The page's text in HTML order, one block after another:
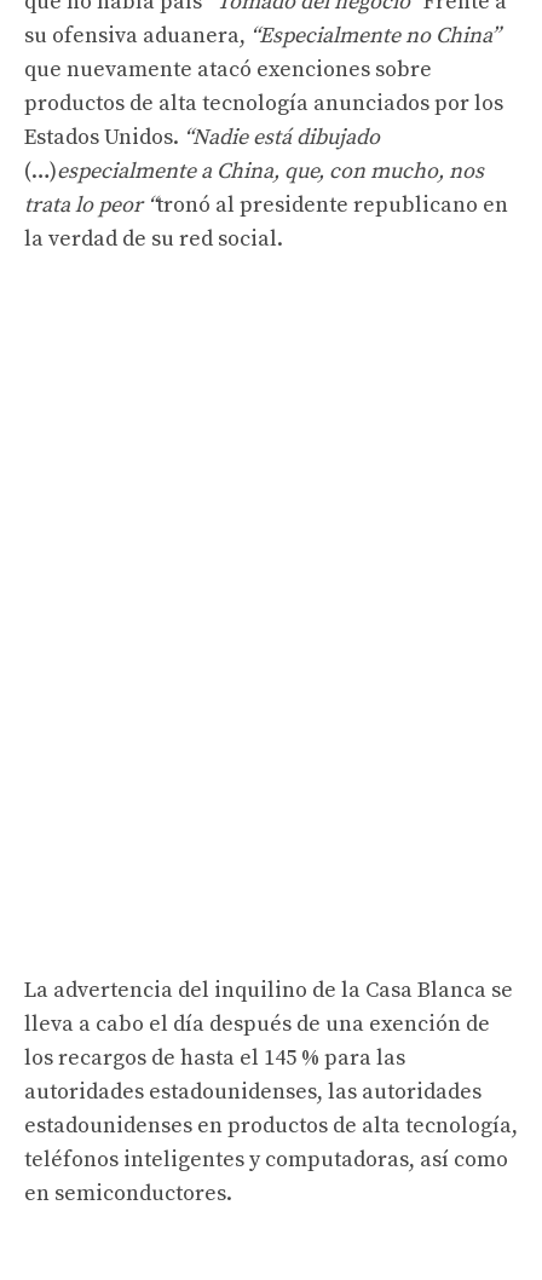
su ofensiva aduanera, “Especialmente no China”
que nuevamente atacó exenciones sobre
productos de alta tecnología anunciados por los
Estados Unidos. “Nadie está dibujado
(…)especialmente a China, que, con mucho, nos
trata lo peor “tronó al presidente republicano en
la verdad de su red social.
La advertencia del inquilino de la Casa Blanca se
lleva a cabo el día después de una exención de
los recargos de hasta el 145 % para las
autoridades estadounidenses, las autoridades
estadounidenses en productos de alta tecnología,
teléfonos inteligentes y computadoras, así como
en semiconductores.